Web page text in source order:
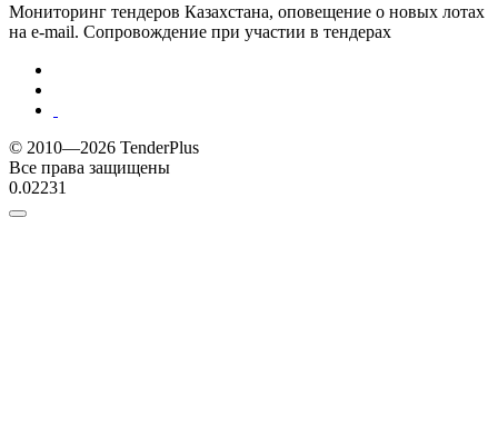
Мониторинг тендеров Казахстана, оповещение о новых лотах
на e-mail. Сопровождение при участии в тендерах
© 2010—2026 TenderPlus
Все права защищены
0.02231